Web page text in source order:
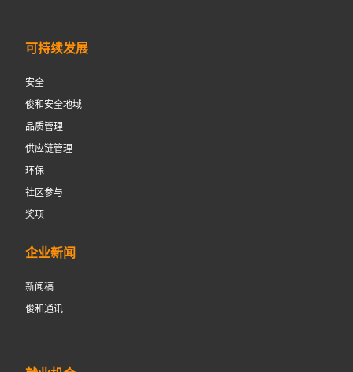
可持续发展
安全
俊和安全地域
品质管理
供应链管理
环保
社区参与
奖项
企业新闻
新闻稿
俊和通讯